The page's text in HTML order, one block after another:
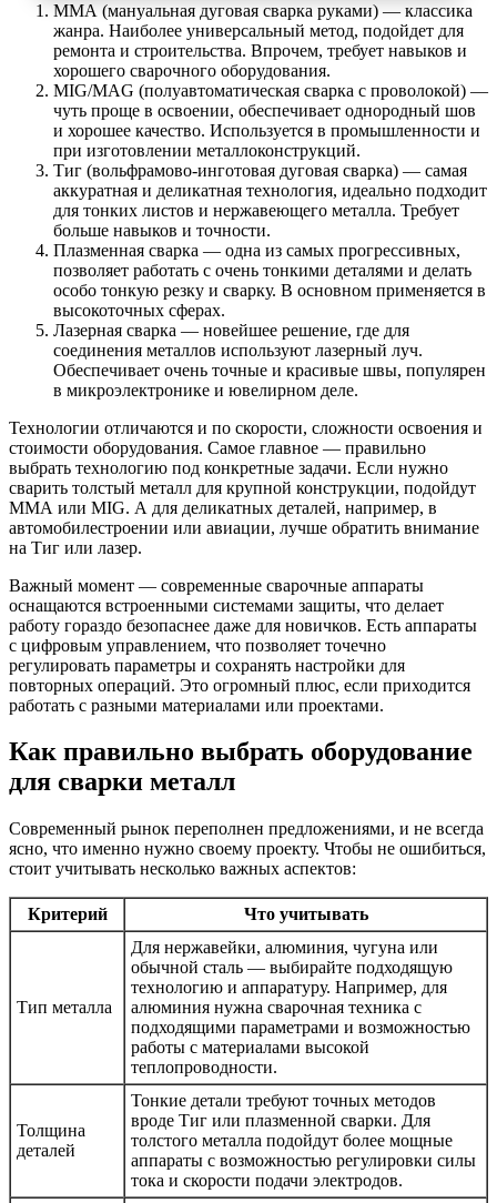
ММА (мануальная дуговая сварка руками) — классика
жанра. Наиболее универсальный метод, подойдет для
ремонта и строительства. Впрочем, требует навыков и
хорошего сварочного оборудования.
MIG/MAG (полуавтоматическая сварка с проволокой) —
чуть проще в освоении, обеспечивает однородный шов
и хорошее качество. Используется в промышленности и
при изготовлении металлоконструкций.
Тиг (вольфрамово-инготовая дуговая сварка) — самая
аккуратная и деликатная технология, идеально подходит
для тонких листов и нержавеющего металла. Требует
больше навыков и точности.
Плазменная сварка — одна из самых прогрессивных,
позволяет работать с очень тонкими деталями и делать
особо тонкую резку и сварку. В основном применяется в
высокоточных сферах.
Лазерная сварка — новейшее решение, где для
соединения металлов используют лазерный луч.
Обеспечивает очень точные и красивые швы, популярен
в микроэлектронике и ювелирном деле.
Технологии отличаются и по скорости, сложности освоения и
стоимости оборудования. Самое главное — правильно
выбрать технологию под конкретные задачи. Если нужно
сварить толстый металл для крупной конструкции, подойдут
ММА или MIG. А для деликатных деталей, например, в
автомобилестроении или авиации, лучше обратить внимание
на Тиг или лазер.
Важный момент — современные сварочные аппараты
оснащаются встроенными системами защиты, что делает
работу гораздо безопаснее даже для новичков. Есть аппараты
с цифровым управлением, что позволяет точечно
регулировать параметры и сохранять настройки для
повторных операций. Это огромный плюс, если приходится
работать с разными материалами или проектами.
Как правильно выбрать оборудование
для сварки металл
Современный рынок переполнен предложениями, и не всегда
ясно, что именно нужно своему проекту. Чтобы не ошибиться,
стоит учитывать несколько важных аспектов:
Критерий Что учитывать
Тип металла
Для нержавейки, алюминия, чугуна или
обычной сталь — выбирайте подходящую
технологию и аппаратуру. Например, для
алюминия нужна сварочная техника с
подходящими параметрами и возможностью
работы с материалами высокой
теплопроводности.
Толщина
деталей
Тонкие детали требуют точных методов
вроде Тиг или плазменной сварки. Для
толстого металла подойдут более мощные
аппараты с возможностью регулировки силы
тока и скорости подачи электродов.